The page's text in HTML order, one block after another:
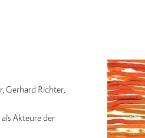
Gerhard Richter,
Akteure der